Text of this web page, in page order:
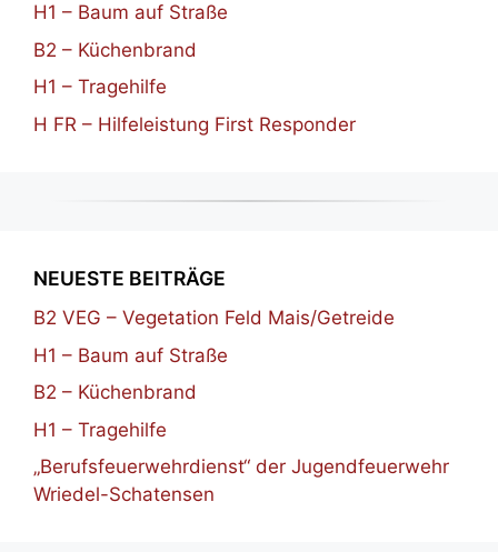
H1 – Baum auf Straße
B2 – Küchenbrand
H1 – Tragehilfe
H FR – Hilfeleistung First Responder
NEUESTE BEITRÄGE
B2 VEG – Vegetation Feld Mais/Getreide
H1 – Baum auf Straße
B2 – Küchenbrand
H1 – Tragehilfe
„Berufsfeuerwehrdienst“ der Jugendfeuerwehr
Wriedel-Schatensen